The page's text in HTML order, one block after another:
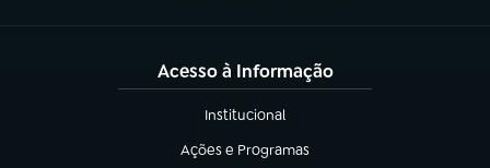
Acesso à Informação
Institucional
(abre em nova aba)
Ações e Programas
(abre em nova aba)